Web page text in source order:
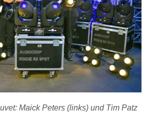
Maick Peters (links) und Tim Patz